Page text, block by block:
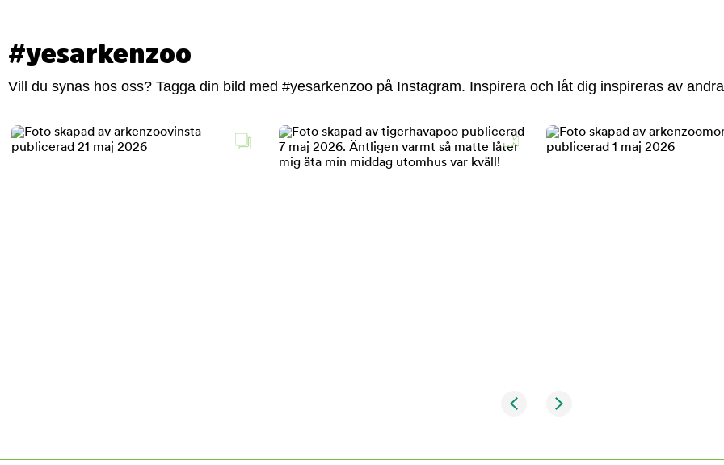
#yesarkenzoo
Vill du synas hos oss? Tagga din bild med #yesarkenzoo på Instagram. Inspirera och låt dig inspireras av